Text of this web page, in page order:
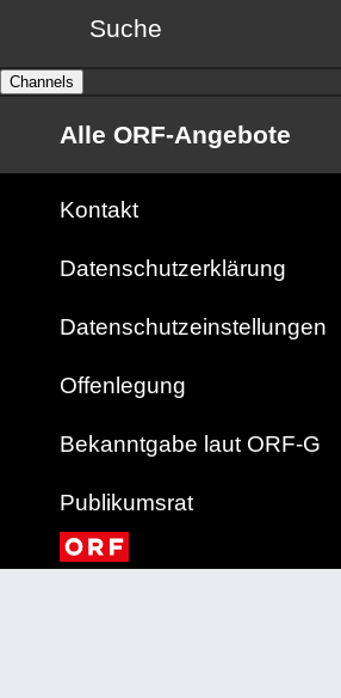
Suche
Channels
Alle ORF-Angebote
Kontakt
Datenschutzerklärung
Datenschutzeinstellungen
Offenlegung
Bekanntgabe laut ORF-G
Publikumsrat